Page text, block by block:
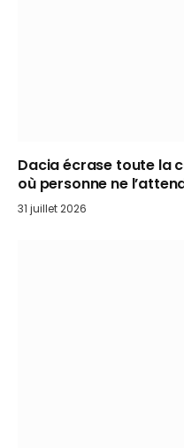
Dacia écrase toute la
où personne ne
31 juillet 2026